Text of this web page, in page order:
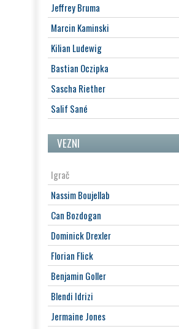
Jeffrey Bruma
Marcin Kaminski
Kilian Ludewig
Bastian Oczipka
Sascha Riether
Salif Sané
VEZNI
Igrač
Nassim Boujellab
Can Bozdogan
Dominick Drexler
Florian Flick
Benjamin Goller
Blendi Idrizi
Jermaine Jones